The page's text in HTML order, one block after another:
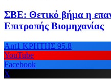
ΣΒΕ: Θετικό βήμα η
Επιτροπής Βιομηχανίας
Ant1 ΚΡΗΤΗΣ 95.8
YouTube
Facebook
X